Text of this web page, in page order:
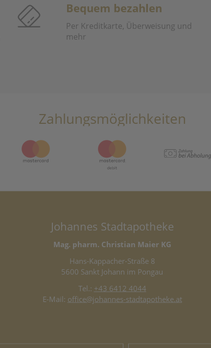
Bequem bezahlen
Per Kreditkarte, Überweisung und
mehr
Zahlungsmöglichkeiten
Johannes Stadtapotheke
Mag. pharm. Christian Maier KG
Hans-Kappacher-Straße 8
5600 Sankt Johann im Pongau
Tel.: +43 6412 4044
E-Mail: office@johannes-stadtapotheke.at